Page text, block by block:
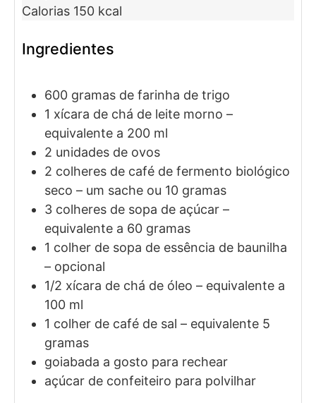
Calorias 150 kcal
Ingredientes
600 gramas de farinha de trigo
1 xícara de chá de leite morno –
equivalente a 200 ml
2 unidades de ovos
2 colheres de café de fermento biológico
seco – um sache ou 10 gramas
3 colheres de sopa de açúcar –
equivalente a 60 gramas
1 colher de sopa de essência de baunilha
– opcional
1/2 xícara de chá de óleo – equivalente a
100 ml
1 colher de café de sal – equivalente 5
gramas
goiabada a gosto para rechear
açúcar de confeiteiro para polvilhar